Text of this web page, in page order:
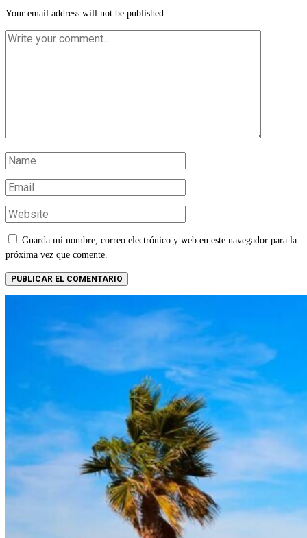
Your email address will not be published.
Guarda mi nombre, correo electrónico y web en este navegador para la
próxima vez que comente.